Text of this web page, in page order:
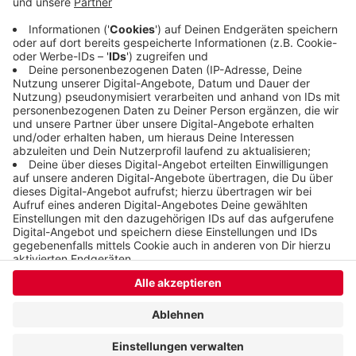
allerdings wieder komplett nach Barmen.
Veröffentlicht:Sonntag, 26.01.2020 12:16
Anzeige
Anzeige